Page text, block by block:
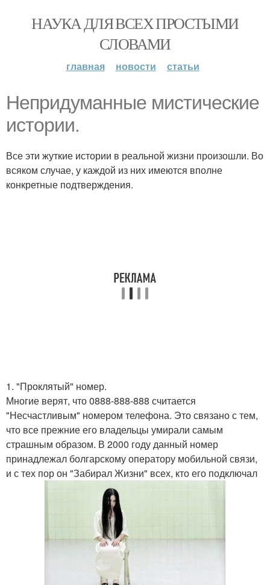
НАУКА ДЛЯ ВСЕХ ПРОСТЫМИ
СЛОВАМИ
главная новости статьи
Непридуманные мистические
истории.
Все эти жуткие истории в реальной жизни произошли. Во
всяком случае, у каждой из них имеются вполне
конкретные подтверждения.
1. "Проклятый" номер.
Многие верят, что 0888-888-888 считается
"Несчастливым" номером телефона. Это связано с тем,
что все прежние его владельцы умирали самым
страшным образом. В 2000 году данный номер
принадлежал болгарскому оператору мобильной связи,
и с тех пор он "Забирал Жизни" всех, кто его подключал